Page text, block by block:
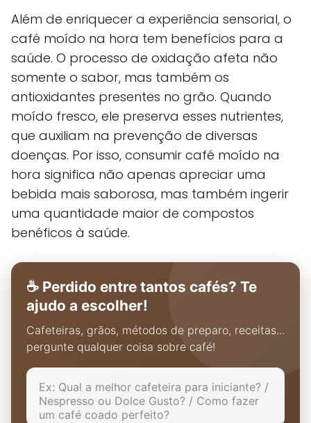
Além de enriquecer a experiência sensorial, o
café moído na hora tem benefícios para a
saúde. O processo de oxidação afeta não
somente o sabor, mas também os
antioxidantes presentes no grão. Quando
moído fresco, ele preserva esses nutrientes,
que auxiliam na prevenção de diversas
doenças. Por isso, consumir café moído na
hora significa não apenas apreciar uma
bebida mais saborosa, mas também ingerir
uma quantidade maior de compostos
benéficos à saúde.
☕ Perdido entre tantos cafés? Te
ajudo a escolher!
Cafeteiras, grãos, métodos de preparo, receitas...
pergunte qualquer coisa sobre café!